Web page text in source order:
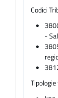
Codici
-